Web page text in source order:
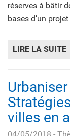
réserves à bâtir
bases d’un
LIRE LA SUITE
villes en